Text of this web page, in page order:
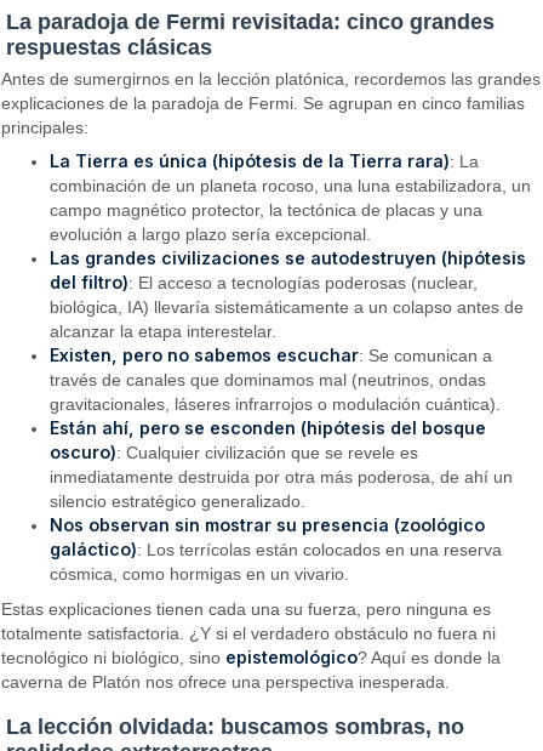
La paradoja de Fermi revisitada: cinco grandes
respuestas clásicas
Antes de sumergirnos en la lección platónica, recordemos las grandes
explicaciones de la paradoja de Fermi. Se agrupan en cinco familias
principales:
La Tierra es única (hipótesis de la Tierra rara): La
combinación de un planeta rocoso, una luna estabilizadora, un
campo magnético protector, la tectónica de placas y una
evolución a largo plazo sería excepcional.
Las grandes civilizaciones se autodestruyen (hipótesis
del filtro): El acceso a tecnologías poderosas (nuclear,
biológica, IA) llevaría sistemáticamente a un colapso antes de
alcanzar la etapa interestelar.
Existen, pero no sabemos escuchar: Se comunican a
través de canales que dominamos mal (neutrinos, ondas
gravitacionales, láseres infrarrojos o modulación cuántica).
Están ahí, pero se esconden (hipótesis del bosque
oscuro): Cualquier civilización que se revele es
inmediatamente destruida por otra más poderosa, de ahí un
silencio estratégico generalizado.
Nos observan sin mostrar su presencia (zoológico
galáctico): Los terrícolas están colocados en una reserva
cósmica, como hormigas en un vivario.
Estas explicaciones tienen cada una su fuerza, pero ninguna es
totalmente satisfactoria. ¿Y si el verdadero obstáculo no fuera ni
tecnológico ni biológico, sino epistemológico? Aquí es donde la
caverna de Platón nos ofrece una perspectiva inesperada.
La lección olvidada: buscamos sombras, no